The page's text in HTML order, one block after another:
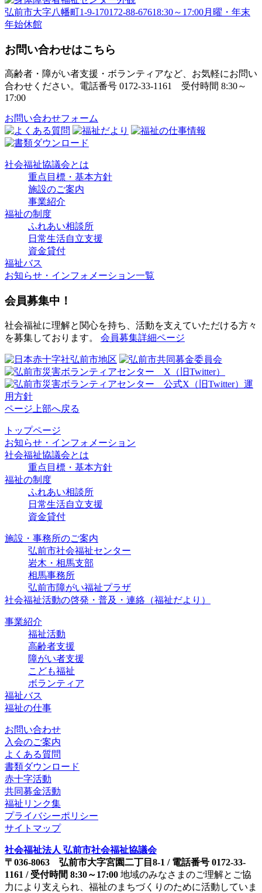
弘前市大字八幡町1-9-170172-88-67618:30～17:00月曜・年末
年始休館
お問い合わせはこちら
高齢者・障がい者支援・ボランティアなど、お気軽にお問い
合わせください。電話番号 0172-33-1161 受付時間 8:30～
17:00
お問い合わせフォーム
社会福祉協議会とは
重点目標・基本方針
施設のご案内
事業紹介
福祉の制度
ふれあい相談所
日常生活自立支援
資金貸付
福祉バス
お知らせ・インフォメーション一覧
会員募集中！
社会福祉に理解と関心を持ち、活動を支えていただける方々
を募集しております。 会員募集詳細ページ
ページ上部へ戻る
トップページ
お知らせ・インフォメーション
社会福祉協議会とは
重点目標・基本方針
福祉の制度
ふれあい相談所
日常生活自立支援
資金貸付
施設・事務所のご案内
弘前市社会福祉センター
岩木・相馬支部
相馬事務所
弘前市障がい福祉プラザ
社会福祉活動の啓発・普及・連絡 （福祉だより）
事業紹介
福祉活動
高齢者支援
障がい者支援
こども福祉
ボランティア
福祉バス
福祉の仕事
お問い合わせ
入会のご案内
よくある質問
書類ダウンロード
赤十字活動
共同募金活動
福祉リンク集
プライバシーポリシー
サイトマップ
社会福祉法人 弘前市社会福祉協議会
〒036-8063 弘前市大字宮園二丁目8-1 / 電話番号 0172-33-
1161 / 受付時間 8:30～17:00 地域のみなさまのご理解とご協
力により支えられ、福祉のまちづくりのために活動していま